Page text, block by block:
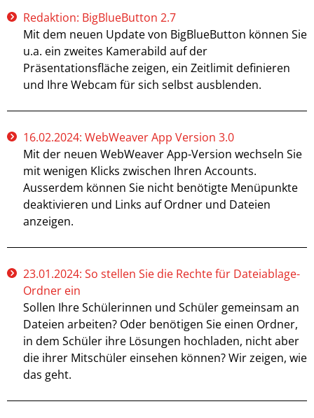
Redaktion: BigBlueButton 2.7
Mit dem neuen Update von BigBlueButton können Sie
u.a. ein zweites Kamerabild auf der
Präsentationsfläche zeigen, ein Zeitlimit definieren
und Ihre Webcam für sich selbst ausblenden.
16.02.2024: WebWeaver App Version 3.0
Mit der neuen WebWeaver App-Version wechseln Sie
mit wenigen Klicks zwischen Ihren Accounts.
Ausserdem können Sie nicht benötigte Menüpunkte
deaktivieren und Links auf Ordner und Dateien
anzeigen.
23.01.2024: So stellen Sie die Rechte für Dateiablage-
Ordner ein
Sollen Ihre Schülerinnen und Schüler gemeinsam an
Dateien arbeiten? Oder benötigen Sie einen Ordner,
in dem Schüler ihre Lösungen hochladen, nicht aber
die ihrer Mitschüler einsehen können? Wir zeigen, wie
das geht.